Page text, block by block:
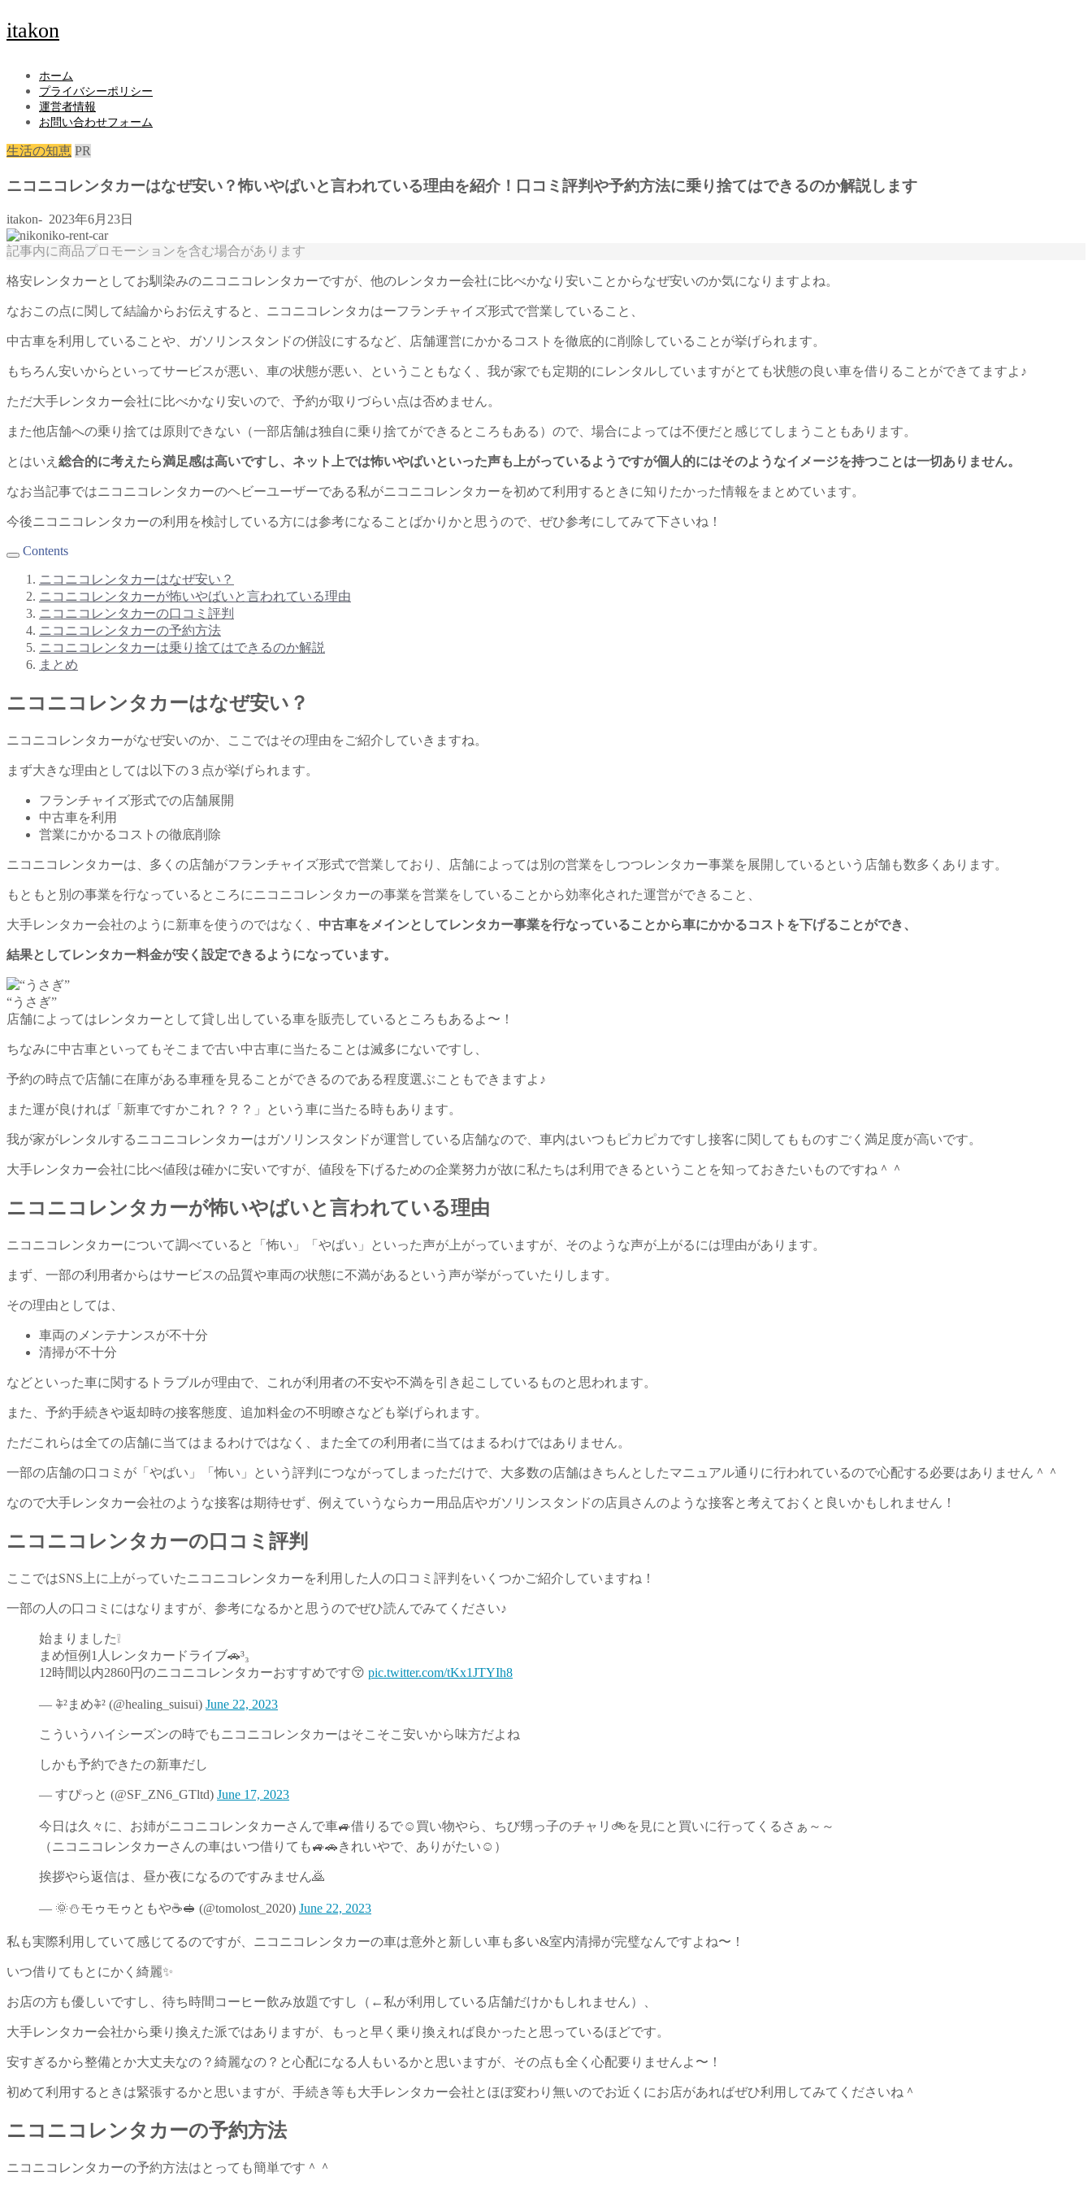
itakon
ホーム
プライバシーポリシー
運営者情報
お問い合わせフォーム
生活の知恵 PR
ニコニコレンタカーはなぜ安い？怖いやばいと言われている理由を紹介！口コミ評判や予約方法に乗り捨てはできるのか解説します
itakon- 2023年6月23日
記事内に商品プロモーションを含む場合があります
格安レンタカーとしてお馴染みのニコニコレンタカーですが、他のレンタカー会社に比べかなり安いことからなぜ安いのか気になりますよね。
なおこの点に関して結論からお伝えすると、ニコニコレンタカはーフランチャイズ形式で営業していること、
中古車を利用していることや、ガソリンスタンドの併設にするなど、店舗運営にかかるコストを徹底的に削除していることが挙げられます。
もちろん安いからといってサービスが悪い、車の状態が悪い、ということもなく、我が家でも定期的にレンタルしていますがとても状態の良い車を借りることができてますよ♪
ただ大手レンタカー会社に比べかなり安いので、予約が取りづらい点は否めません。
また他店舗への乗り捨ては原則できない（一部店舗は独自に乗り捨てができるところもある）ので、場合によっては不便だと感じてしまうこともあります。
とはいえ 総合的に考えたら満足感は高いですし、ネット上では怖いやばいといった声も上がっているようですが個人的にはそのようなイメージを持つことは一切ありません。
なお当記事ではニコニコレンタカーのヘビーユーザーである私がニコニコレンタカーを初めて利用するときに知りたかった情報をまとめています。
今後ニコニコレンタカーの利用を検討している方には参考になることばかりかと思うので、ぜひ参考にしてみて下さいね！
Contents
ニコニコレンタカーはなぜ安い？
ニコニコレンタカーが怖いやばいと言われている理由
ニコニコレンタカーの口コミ評判
ニコニコレンタカーの予約方法
ニコニコレンタカーは乗り捨てはできるのか解説
まとめ
ニコニコレンタカーはなぜ安い？
ニコニコレンタカーがなぜ安いのか、ここではその理由をご紹介していきますね。
まず大きな理由としては以下の３点が挙げられます。
フランチャイズ形式での店舗展開
中古車を利用
営業にかかるコストの徹底削除
ニコニコレンタカーは、多くの店舗がフランチャイズ形式で営業しており、店舗によっては別の営業をしつつレンタカー事業を展開しているという店舗も数多くあります。
もともと別の事業を行なっているところにニコニコレンタカーの事業を営業をしていることから効率化された運営ができること、
大手レンタカー会社のように新車を使うのではなく、 中古車をメインとしてレンタカー事業を行なっていることから車にかかるコストを下げることができ、
結果としてレンタカー料金が安く設定できるようになっています。
“うさぎ”
店舗によってはレンタカーとして貸し出している車を販売しているところもあるよ〜！
ちなみに中古車といってもそこまで古い中古車に当たることは滅多にないですし、
予約の時点で店舗に在庫がある車種を見ることができるのである程度選ぶこともできますよ♪
また運が良ければ「新車ですかこれ？？？」という車に当たる時もあります。
我が家がレンタルするニコニコレンタカーはガソリンスタンドが運営している店舗なので、車内はいつもピカピカですし接客に関してもものすごく満足度が高いです。
大手レンタカー会社に比べ値段は確かに安いですが、値段を下げるための企業努力が故に私たちは利用できるということを知っておきたいものですね＾＾
ニコニコレンタカーが怖いやばいと言われている理由
ニコニコレンタカーについて調べていると「怖い」「やばい」といった声が上がっていますが、そのような声が上がるには理由があります。
まず、一部の利用者からはサービスの品質や車両の状態に不満があるという声が挙がっていたりします。
その理由としては、
車両のメンテナンスが不十分
清掃が不十分
などといった車に関するトラブルが理由で、これが利用者の不安や不満を引き起こしているものと思われます。
また、予約手続きや返却時の接客態度、追加料金の不明瞭さなども挙げられます。
ただこれらは全ての店舗に当てはまるわけではなく、また全ての利用者に当てはまるわけではありません。
一部の店舗の口コミが「やばい」「怖い」という評判につながってしまっただけで、大多数の店舗はきちんとしたマニュアル通りに行われているので心配する必要はありません＾＾
なので大手レンタカー会社のような接客は期待せず、例えていうならカー用品店やガソリンスタンドの店員さんのような接客と考えておくと良いかもしれません！
ニコニコレンタカーの口コミ評判
ここではSNS上に上がっていたニコニコレンタカーを利用した人の口コミ評判をいくつかご紹介していますね！
一部の人の口コミにはなりますが、参考になるかと思うのでぜひ読んでみてください♪
始まりました❕
まめ恒例1人レンタカードライブ🚗³₃
12時間以内2860円のニコニコレンタカーおすすめです😚 pic.twitter.com/tKx1JTYIh8
— 𖦞²まめ𖦞² (@healing_suisui) June 22, 2023
こういうハイシーズンの時でもニコニコレンタカーはそこそこ安いから味方だよね
しかも予約できたの新車だし
— すぴっと (@SF_ZN6_GTltd) June 17, 2023
今日は久々に、お姉がニコニコレンタカーさんで車🚙借りるで☺️買い物やら、ちび甥っ子のチャリ🚲️を見にと買いに行ってくるさぁ～～
（ニコニコレンタカーさんの車はいつ借りても🚙🚗きれいやで、ありがたい☺️）
挨拶やら返信は、昼か夜になるのですみません🙇
— 🌞⛄モゥモゥともや☕🥪 (@tomolost_2020) June 22, 2023
私も実際利用していて感じてるのですが、ニコニコレンタカーの車は意外と新しい車も多い&室内清掃が完璧なんですよね〜！
いつ借りてもとにかく綺麗✨
お店の方も優しいですし、待ち時間コーヒー飲み放題ですし（←私が利用している店舗だけかもしれません）、
大手レンタカー会社から乗り換えた派ではありますが、もっと早く乗り換えれば良かったと思っているほどです。
安すぎるから整備とか大丈夫なの？綺麗なの？と心配になる人もいるかと思いますが、その点も全く心配要りませんよ〜！
初めて利用するときは緊張するかと思いますが、手続き等も大手レンタカー会社とほぼ変わり無いのでお近くにお店があればぜひ利用してみてくださいね＾
ニコニコレンタカーの予約方法
ニコニコレンタカーの予約方法はとっても簡単です＾＾